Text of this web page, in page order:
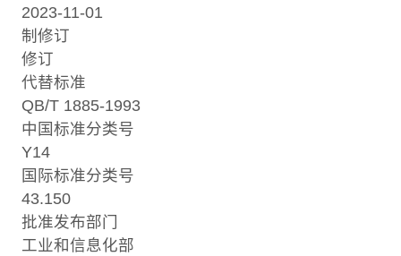
2023-11-01
制修订
修订
代替标准
QB/T 1885-1993
中国标准分类号
Y14
国际标准分类号
43.150
批准发布部门
工业和信息化部